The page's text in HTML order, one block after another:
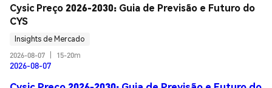
Cysic Preço 2026-2030: Guia de Previsão e Futuro do
CYS
Insights de Mercado
2026-08-07
15-20m
2026-08-07